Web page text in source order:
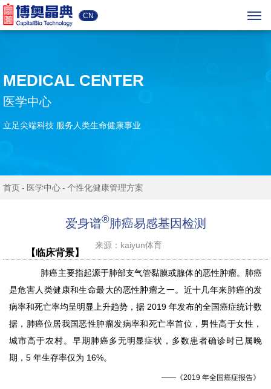
CN
MEDICAL CENTER
医学中心
立足尖端科技 服务人类生命健康事业
首页 医学中心 个性化健康管理方案
爱身谱®肺癌易感基因检测
来源：kaiyun体育
【临床背景】
肺癌主要指起源于肺部支气管黏膜或腺体的恶性肿瘤。肺癌
是危害人类健康和生命最大的恶性肿瘤之一。近十几年来肺癌的发
病率和死亡率均呈明显上升趋势，据 2019 年发布的全国癌症统计数
据，肺癌位居我国恶性肿瘤发病率和死亡率首位，男性高于女性，
城市高于农村。早期肺癌多无明显症状，多数患者确诊时已属晚
期，5 年生存率仅为 16%。
——《2019 年全国癌症报告》